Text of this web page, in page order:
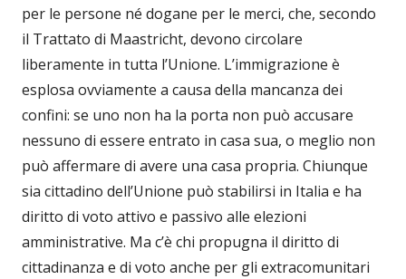
per le persone né dogane per le merci, che, secondo
il Trattato di Maastricht, devono circolare
liberamente in tutta l’Unione. L’immigrazione è
esplosa ovviamente a causa della mancanza dei
confini: se uno non ha la porta non può accusare
nessuno di essere entrato in casa sua, o meglio non
può affermare di avere una casa propria. Chiunque
sia cittadino dell’Unione può stabilirsi in Italia e ha
diritto di voto attivo e passivo alle elezioni
amministrative. Ma c’è chi propugna il diritto di
cittadinanza e di voto anche per gli extracomunitari